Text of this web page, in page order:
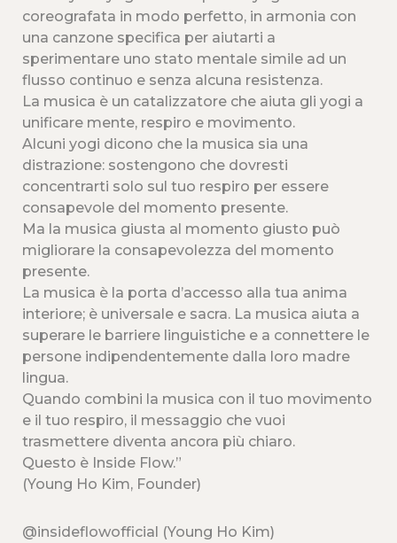
coreografata in modo perfetto, in armonia con
una canzone specifica per aiutarti a
sperimentare uno stato mentale simile ad un
flusso continuo e senza alcuna resistenza.
La musica è un catalizzatore che aiuta gli yogi a
unificare mente, respiro e movimento.
Alcuni yogi dicono che la musica sia una
distrazione: sostengono che dovresti
concentrarti solo sul tuo respiro per essere
consapevole del momento presente.
Ma la musica giusta al momento giusto può
migliorare la consapevolezza del momento
presente.
La musica è la porta d’accesso alla tua anima
interiore; è universale e sacra. La musica aiuta a
superare le barriere linguistiche e a connettere le
persone indipendentemente dalla loro madre
lingua.
Quando combini la musica con il tuo movimento
e il tuo respiro, il messaggio che vuoi
trasmettere diventa ancora più chiaro.
Questo è Inside Flow.”
(Young Ho Kim, Founder)
@insideflowofficial (Young Ho Kim)